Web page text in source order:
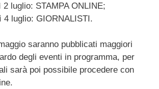
2 luglio: STAMPA ONLINE;
4 luglio: GIORNALISTI.
saranno pubblicati maggiori
degli eventi in programma, per
sarà poi possibile procedere con